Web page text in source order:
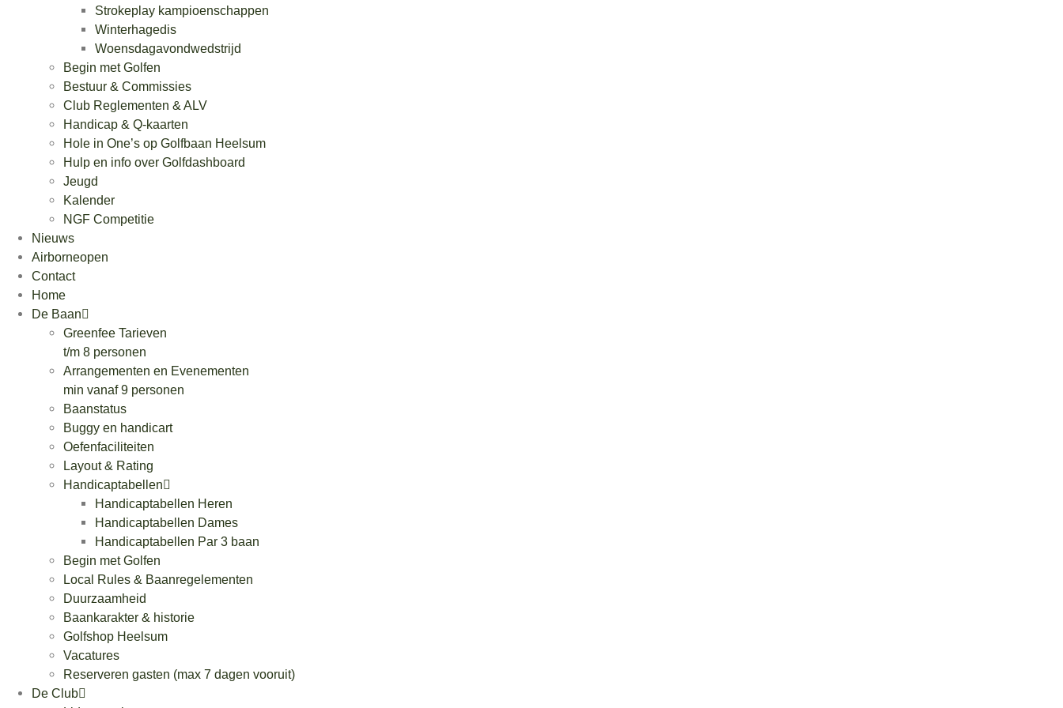
Strokeplay kampioenschappen
Winterhagedis
Woensdagavondwedstrijd
Begin met Golfen
Bestuur & Commissies
Club Reglementen & ALV
Handicap & Q-kaarten
Hole in One’s op Golfbaan Heelsum
Hulp en info over Golfdashboard
Jeugd
Kalender
NGF Competitie
Nieuws
Airborneopen
Contact
Home
De Baan
Greenfee Tarieven
t/m 8 personen
Arrangementen en Evenementen
min vanaf 9 personen
Baanstatus
Buggy en handicart
Oefenfaciliteiten
Layout & Rating
Handicaptabellen
Handicaptabellen Heren
Handicaptabellen Dames
Handicaptabellen Par 3 baan
Begin met Golfen
Local Rules & Baanregelementen
Duurzaamheid
Baankarakter & historie
Golfshop Heelsum
Vacatures
Reserveren gasten (max 7 dagen vooruit)
De Club